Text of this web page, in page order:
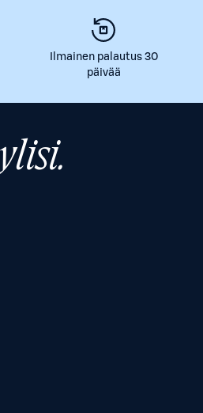
Ilmainen palautus 30
päivää